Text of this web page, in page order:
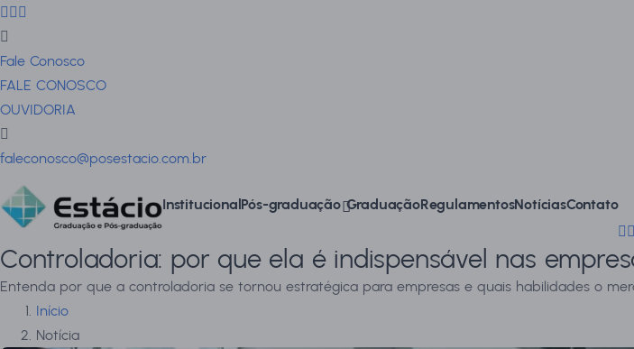
Fale Conosco
FALE CONOSCO
OUVIDORIA
faleconosco@posestacio.com.br
InstitucionalPós-graduação GraduaçãoRegulamentosNotíciasContato
Controladoria: por que ela é indispensável nas
Entenda por que a controladoria se tornou estratégica para empresas e quais habilidades o
Início
Notícia